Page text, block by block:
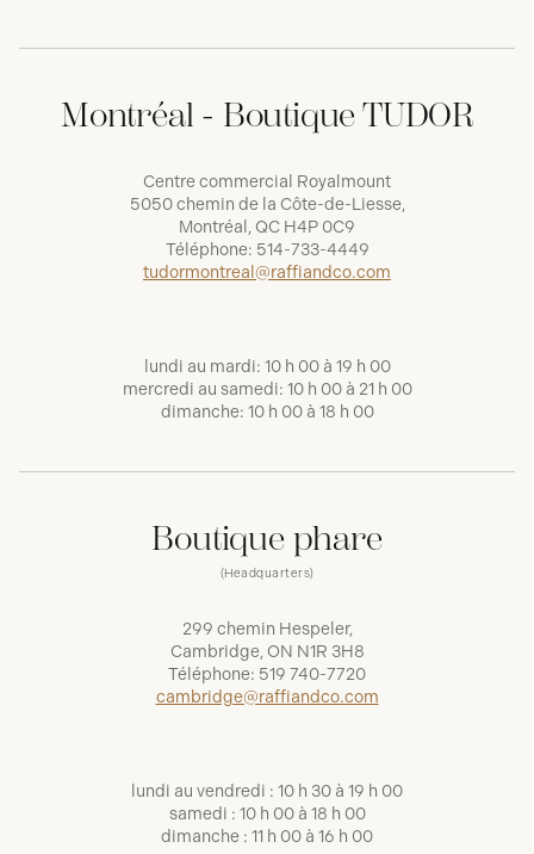
Montréal - Boutique TUDOR
Centre commercial Royalmount
5050 chemin de la Côte-de-Liesse,
Montréal, QC H4P 0C9
Téléphone: 514-733-4449
tudormontreal@raffiandco.com
lundi au mardi: 10 h 00 à 19 h 00
mercredi au samedi: 10 h 00 à 21 h 00
dimanche: 10 h 00 à 18 h 00
Boutique phare
(Headquarters)
299 chemin Hespeler,
Cambridge, ON N1R 3H8
Téléphone: 519 740-7720
cambridge@raffiandco.com
lundi au vendredi : 10 h 30 à 19 h 00
samedi : 10 h 00 à 18 h 00
dimanche : 11 h 00 à 16 h 00